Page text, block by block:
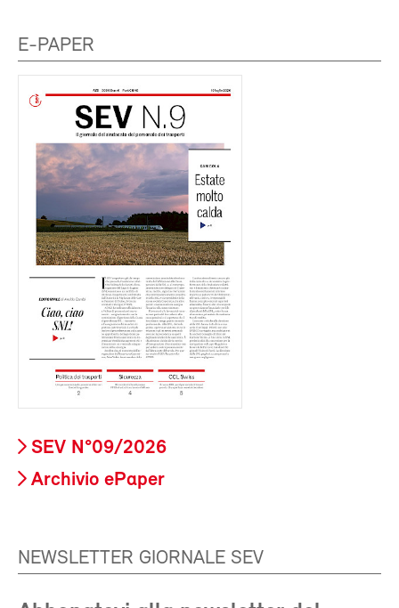
E-PAPER
SEV N°09/2026
Archivio ePaper
NEWSLETTER GIORNALE SEV